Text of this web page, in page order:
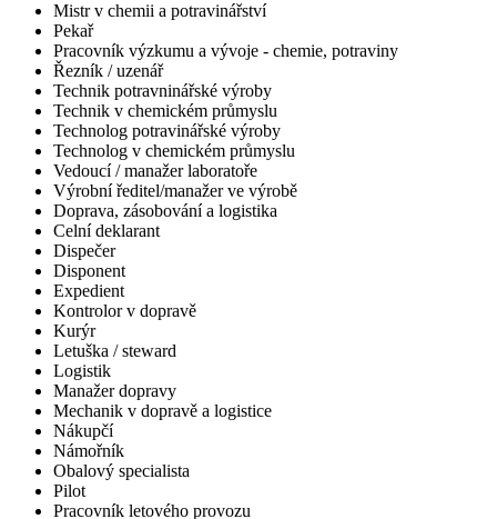
Mistr v chemii a potravinářství
Pekař
Pracovník výzkumu a vývoje - chemie, potraviny
Řezník / uzenář
Technik potravninářské výroby
Technik v chemickém průmyslu
Technolog potravinářské výroby
Technolog v chemickém průmyslu
Vedoucí / manažer laboratoře
Výrobní ředitel/manažer ve výrobě
Doprava, zásobování a logistika
Celní deklarant
Dispečer
Disponent
Expedient
Kontrolor v dopravě
Kurýr
Letuška / steward
Logistik
Manažer dopravy
Mechanik v dopravě a logistice
Nákupčí
Námořník
Obalový specialista
Pilot
Pracovník letového provozu